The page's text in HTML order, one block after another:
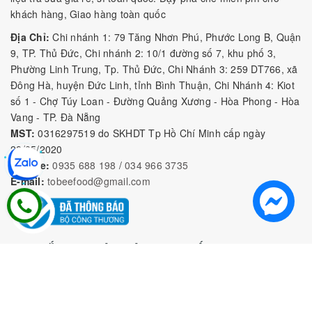
sau. Ngày nay,
topping
không chỉ có mỗi trân châu mà còn có
nhiều biến tấu khác nhau nữa như thạch và pudding. Trà sữa
ngon thì đã không thể thiếu topping nó đã đi chung với nhau
như bộ đôi.
II. Tổng hợp các loại Topping
trà sữa tốt nhất hiện nay
Topping trà sữa
phổ biến khác nhau, thạch pudding, trân châu cũng được biến
tấu thành các dạng đường đen hay caramel, cũng như các vị
trái cây được mix vào trân châu để tạo nên vị trân châu khác
nhau cùng xem chi tiết.
khách hàng, Giao hàng toàn quốc
Địa Chỉ: Chi nhánh 1: 79 Tăng Nhơn Phú, Phước Long B, Quận
9, TP. Thủ Đức, Chi nhánh 2: 10/1 đường số 7, khu phố 3,
Phường Linh Trung, Tp. Thủ Đức, Chi Nhánh 3: 259 DT766, xã
Đông Hà, huyện Đức Linh, tỉnh Bình Thuận, Chi Nhánh 4: Kiot
số 1 - Chợ Túy Loan - Đường Quảng Xương - Hòa Phong - Hòa
Vang - TP. Đà Nẵng
MST: 0316297519 do SKHDT Tp Hồ Chí Minh cấp ngày
28/05/2020
Hotline: 0935 688 198 / 034 966 3735
E-mail: tobeefood@gmail.com
MUA SẮM NGUYÊN LIỆU PHA CHẾ